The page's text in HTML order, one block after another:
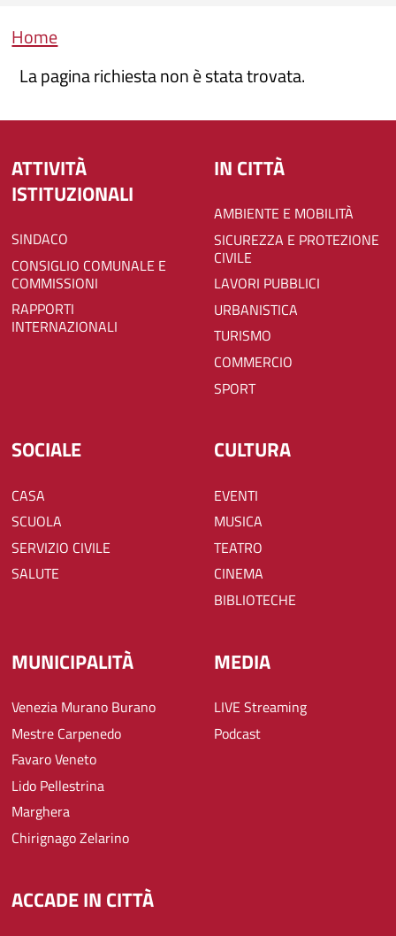
Briciole di pane
Home
La pagina richiesta non è stata trovata.
ATTIVITÀ
ISTITUZIONALI
SINDACO
CONSIGLIO COMUNALE E
COMMISSIONI
RAPPORTI
INTERNAZIONALI
IN CITTÀ
AMBIENTE E MOBILITÀ
SICUREZZA E PROTEZIONE
CIVILE
LAVORI PUBBLICI
URBANISTICA
TURISMO
COMMERCIO
SPORT
SOCIALE
CASA
SCUOLA
SERVIZIO CIVILE
SALUTE
CULTURA
EVENTI
MUSICA
TEATRO
CINEMA
BIBLIOTECHE
MUNICIPALITÀ
Venezia Murano Burano
Mestre Carpenedo
Favaro Veneto
Lido Pellestrina
Marghera
Chirignago Zelarino
MEDIA
LIVE Streaming
Podcast
ACCADE IN CITTÀ